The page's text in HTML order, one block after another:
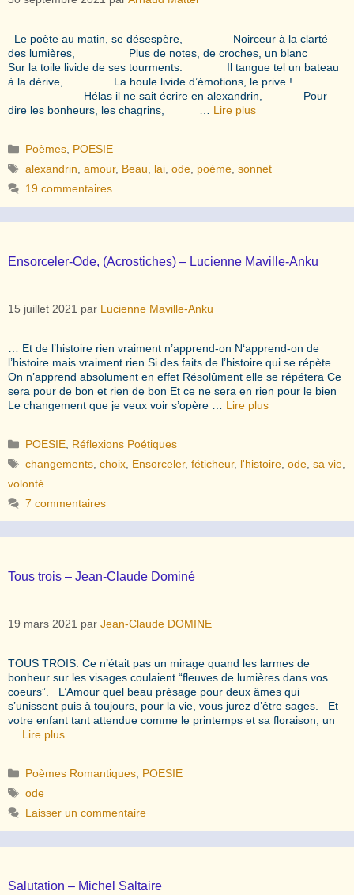
Le poète au matin, se désespère, Noirceur à la clarté
des lumières, Plus de notes, de croches, un blanc
Sur la toile livide de ses tourments. Il tangue tel un bateau
à la dérive, La houle livide d’émotions, le prive !
Hélas il ne sait écrire en alexandrin, Pour
dire les bonheurs, les chagrins, … Lire plus
Catégories
Poèmes POESIE
Étiquettes
alexandrin ,amour, Beau lai ,ode poème ,sonnet
19 commentaires
Ensorceler-Ode, (Acrostiches) – Lucienne Maville-Anku
15 juillet 2021 par Lucienne Maville-Anku
… Et de l’histoire rien vraiment n’apprend-on N‘apprend-on de
l’histoire mais vraiment rien Si des faits de l’histoire qui se répète
On n’apprend absolument en effet Résolûment elle se répétera Ce
sera pour de bon et rien de bon Et ce ne sera en rien pour le bien
Le changement que je veux voir s’opère … Lire plus
Catégories
POESIE Réflexions Poétiques
Étiquettes
changements ,choix Ensorceler,féticheur, l'histoire ,ode ,sa vie
volonté
7 commentaires
Tous trois – Jean-Claude Dominé
19 mars 2021 par Jean-Claude DOMINE
TOUS TROIS. Ce n’était pas un mirage quand les larmes de
bonheur sur les visages coulaient “fleuves de lumières dans vos
coeurs”. L’Amour quel beau présage pour deux âmes qui
s’unissent puis à toujours, pour la vie, vous jurez d’être sages. Et
votre enfant tant attendue comme le printemps et sa floraison, un
Lire plus
Catégories
Poèmes Romantiques POESIE
Étiquettes
ode
Laisser un commentaire
Salutation – Michel Saltaire